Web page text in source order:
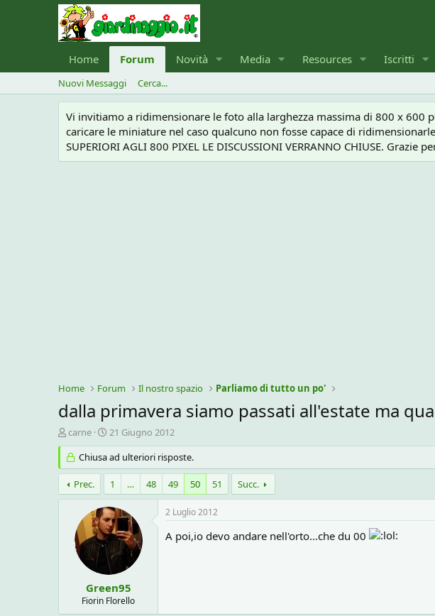
Home Forum Novità Media Resources Iscritti
Nuovi Messaggi Cerca...
Vi invitiamo a ridimensionare le foto alla larghezza massima di 800 x 600
caricare le miniature nel caso qualcuno non fosse capace di
SUPERIORI AGLI 800 PIXEL LE DISCUSSIONI VERRANNO CHIUSE. Grazie
Home Forum Il nostro spazio Parliamo di tutto un po'
dalla primavera siamo passati all'estate ma
C
r
e
a
t
o
carne
D
a
t
a
d
i
i
n
i
i
o
21 Giugno 2012
Chiusa ad ulteriori risposte.
Prec. 1 … 48 49 50 51 Succ.
Green95
Fiorin Florello
2 Luglio 2012
A poi,io devo andare nell'orto...che du 00